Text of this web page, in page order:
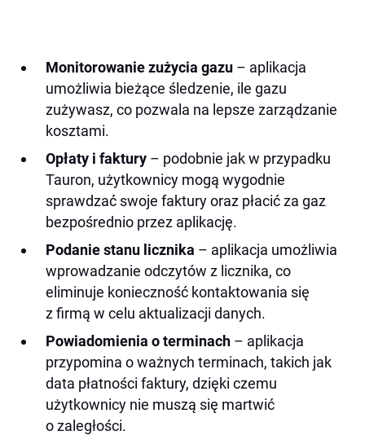
Monitorowanie zużycia gazu – aplikacja
umożliwia bieżące śledzenie, ile gazu
zużywasz, co pozwala na lepsze zarządzanie
kosztami.
Opłaty i faktury – podobnie jak w przypadku
Tauron, użytkownicy mogą wygodnie
sprawdzać swoje faktury oraz płacić za gaz
bezpośrednio przez aplikację.
Podanie stanu licznika – aplikacja umożliwia
wprowadzanie odczytów z licznika, co
eliminuje konieczność kontaktowania się
z firmą w celu aktualizacji danych.
Powiadomienia o terminach – aplikacja
przypomina o ważnych terminach, takich jak
data płatności faktury, dzięki czemu
użytkownicy nie muszą się martwić
o zaległości.